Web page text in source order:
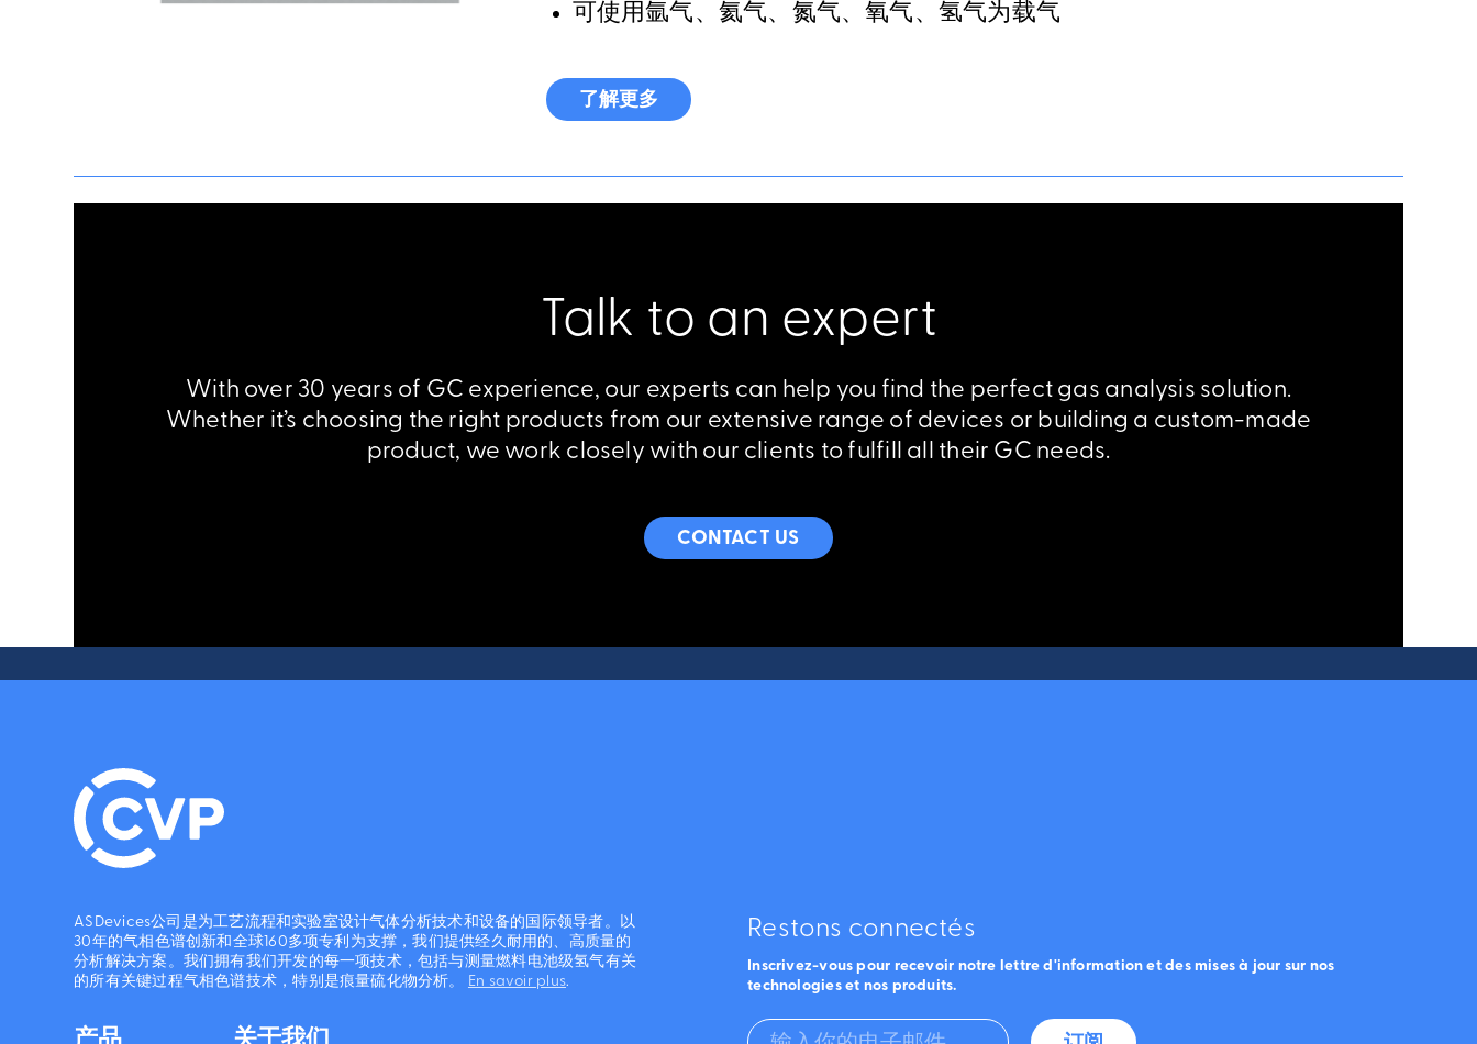
可使用氩气、氦气、氮气、氧气、氢气为载气
了解更多
Talk to an expert
With over 30 years of GC experience, our experts can help you find the perfect gas analysis solution.
Whether it’s choosing the right products from our extensive range of devices or building a custom-made
product, we work closely with our clients to fulfill all their GC needs.
CONTACT US
ASDevices公司是为工艺流程和实验室设计气体分析技术和设备的国际领导者。以
30年的气相色谱创新和全球160多项专利为支撑，我们提供经久耐用的、高质量的
分析解决方案。我们拥有我们开发的每一项技术，包括与测量燃料电池级氢气有关
的所有关键过程气相色谱技术，特别是痕量硫化物分析。 En savoir plus.
Restons connectés
Inscrivez-vous pour recevoir notre lettre d'information et des mises à jour sur nos
technologies et nos produits.